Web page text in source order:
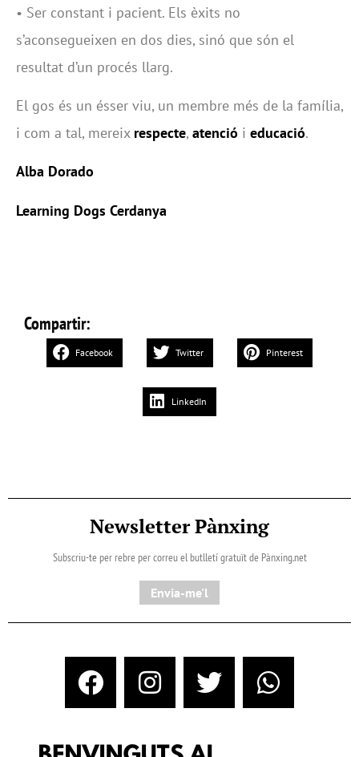
• Ser constant i pacient. Els èxits no
s’aconsegueixen en dos dies, sinó que són el
resultat d’un procés llarg.
El gos és un ésser viu, un membre més de la família,
i com a tal, mereix respecte, atenció i educació.
Alba Dorado
Learning Dogs Cerdanya
Compartir:
Facebook Twitter Pinterest
LinkedIn
Newsletter Pànxing
Subscriu-te per rebre per correu el butlletí gratuït de Pànxing.net​
Envia-me'l